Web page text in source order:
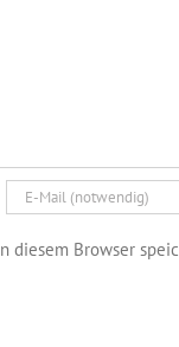
diesem Browser